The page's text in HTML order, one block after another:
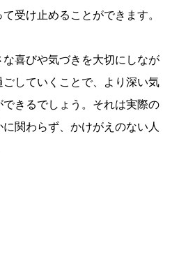
受け止めることができます。
喜びや気づきを大切にしなが
していくことで、より深い気
きるでしょう。それは実際の
関わらず、かけがえのない人